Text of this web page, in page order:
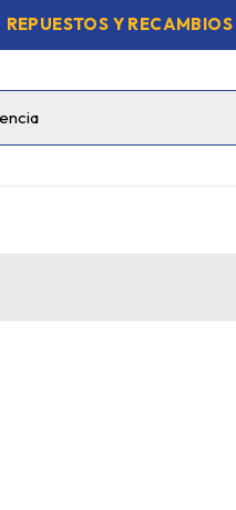
REPUESTOS Y RECAMBIOS